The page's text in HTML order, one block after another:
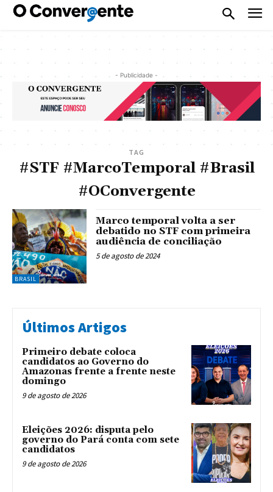
- Publicidade -
TAG
#STF #MarcoTemporal #Brasil
#OConvergente
BRASIL
Marco temporal volta a ser
debatido no STF com primeira
audiência de conciliação
5 de agosto de 2024
Últimos Artigos
Primeiro debate coloca
candidatos ao Governo do
Amazonas frente a frente neste
domingo
9 de agosto de 2026
Eleições 2026: disputa pelo
governo do Pará conta com sete
candidatos
9 de agosto de 2026